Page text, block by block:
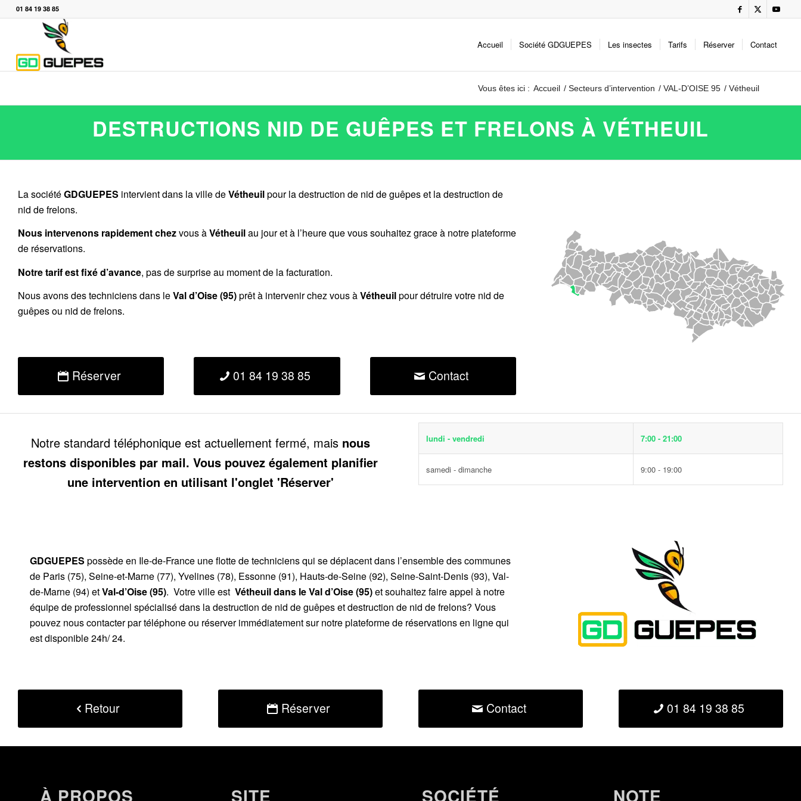
01 84 19 38 85
Accueil Société GDGUEPES Les insectes Tarifs Réserver Contact
Vous êtes ici : Accueil / Secteurs d’intervention / VAL-D’OISE 95 / Vétheuil
DESTRUCTIONS NID DE GUÊPES ET FRELONS À VÉTHEUIL
La sociétéGDGUEPES intervient dans la ville deVétheuilpour la destruction de nid de guêpes et la destruction de
nid de frelons.
Nous intervenons rapidement chezvous àVétheuilau jour et à l’heure que vous souhaitez grace à notre plateforme
de réservations.
Notre tarif est fixé d’avance, pas de surprise au moment de la facturation.
Nous avons des techniciens dans leVal d’Oise (95)prêt à intervenir chez vous àVétheuilpour détruire votre nid de
guêpes ou nid de frelons.
Réserver 01 84 19 38 85 Contact
Notre standard téléphonique est actuellement fermé, mais nous
restons disponibles par mail. Vous pouvez également planifier
une intervention en utilisant l'onglet 'Réserver'
lundi - vendredi 7:00 - 21:00
samedi - dimanche 9:00 - 19:00
GDGUEPES possède en Ile-de-France une flotte de techniciens qui se déplacent dans l’ensemble des communes
de Paris (75), Seine-et-Marne (77), Yvelines (78), Essonne (91), Hauts-de-Seine (92), Seine-Saint-Denis (93), Val-
de-Marne (94) etVal-d’Oise (95). Votre ville est Vétheuil dans le Val d’Oise (95)et souhaitez faire appel à notre
équipe de professionnel spécialisé dans la destruction de nid de guêpes et destruction de nid de frelons? Vous
pouvez nous contacter par téléphone ou réserver immédiatement sur notre plateforme de réservations en ligne qui
est disponible 24h/ 24.
Retour Réserver Contact 01 84 19 38 85
À PROPOS SITE SOCIÉTÉ NOTE